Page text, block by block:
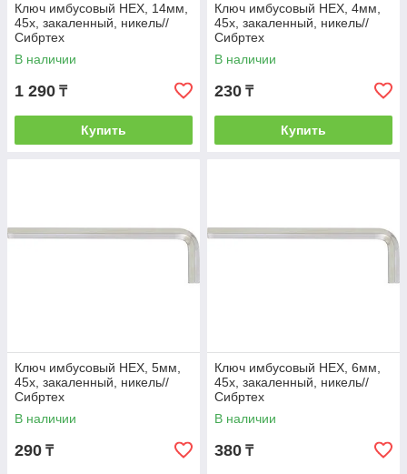
Ключ имбусовый HEX, 14мм,
45x, закаленный, никель//
Сибртех
В наличии
1 290 ₸
Купить
Ключ имбусовый HEX, 4мм,
45x, закаленный, никель//
Сибртех
В наличии
230 ₸
Купить
Ключ имбусовый HEX, 5мм,
45x, закаленный, никель//
Сибртех
В наличии
290 ₸
Ключ имбусовый HEX, 6мм,
45x, закаленный, никель//
Сибртех
В наличии
380 ₸